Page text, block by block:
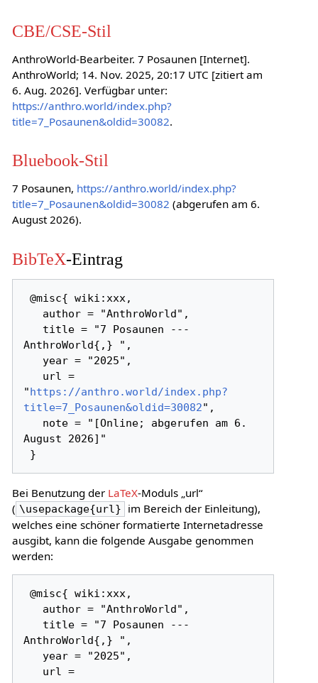
CBE/CSE-Stil
AnthroWorld-Bearbeiter. 7 Posaunen [Internet].
AnthroWorld; 14. Nov. 2025, 20:17 UTC [zitiert am
6. Aug. 2026]. Verfügbar unter:
https://anthro.world/index.php?
title=7_Posaunen&oldid=30082.
Bluebook-Stil
7 Posaunen, https://anthro.world/index.php?
title=7_Posaunen&oldid=30082 (abgerufen am 6.
August 2026).
BibTeX-Eintrag
@misc{ wiki:xxx,
AnthroWorld{,} ",
"https://anthro.world/index.php?
title=7_Posaunen&oldid=30082",
August 2026]"
Bei Benutzung der LaTeX-Moduls „url“
( \usepackage{url}
im Bereich der Einleitung),
welches eine schöner formatierte Internetadresse
ausgibt, kann die folgende Ausgabe genommen
werden:
@misc{ wiki:xxx,
AnthroWorld{,} ",